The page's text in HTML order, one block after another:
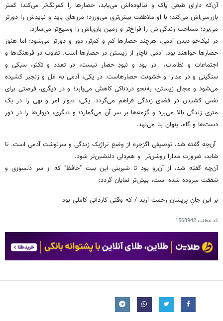
آن‌که دارای طبعی پاک و نیالوده‌اش می‌یابد، حصارها را کمرنگ‌تر می‌کند؛ کمتر
بازرسی‌اش می‌کند؛ با او ملاطفت بیش‌تری می‌ورزد؛ مرزهای باید و نبایدش را دورتر
می‌برد؛ مساحت زندگی‌اش را فراخ‌تر و زمین بازی‌اش را وسیع‌تر می‌سازد.
در نیک‌خو دیدن آدمی، هرچند حصارها کم و کم‌تر، دور و دورتر می‌شود؛ اما هنوز
حصارها خواهند بود. آدمی ناچار از زیستن در حصارها است. تفاوت در فرهنگ‌ها و
اجتماعات و نظامات، در بود و نبودِ حصار نیست، در تعدد و تکثر، سبکی و
سنگینی و در مدارا و خشونت حصارهاست. در یکی، آدمی به غل و زنجیر کشیده
می‌شود و مجال زیستن، به‌نحو دردناکی کاهش می‌یابد؛ و در دیگری، فرصتی برای
نفس کشیدن در فضای زندگی‌ فراهم می‌گردد. یکی، دیوار امر و نهی را در یک
متری زندگی بالا می‌برد و گزمه‌ها بر سر آن می‌گمارد؛ و دیگری، دیوارها را در دور
دست‌ها و گاه، پنهان بنا می‌نهد.
آن‌چه گفته شد، توصیفی اگزجره از وضع تراژیک زندگی و سرنوشت آدمی است. تا
شاید، ضرورت مدارا روشن‌تر و هم‌دلی دلنشین‌تر شود.
آن‌چه گفته شد، از آن‌رو بود تا شیرینی این بیت "حافظ" که از سر دلسوزی و
شفقت سروده شده است، بیش‌تر نمایان گردد:
بر این جانِ پریشان رحمت آرید / که وقتی کاردانی کاملی بود
کد مطلب1568942